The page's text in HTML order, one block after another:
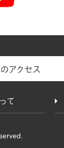
アクセス
て